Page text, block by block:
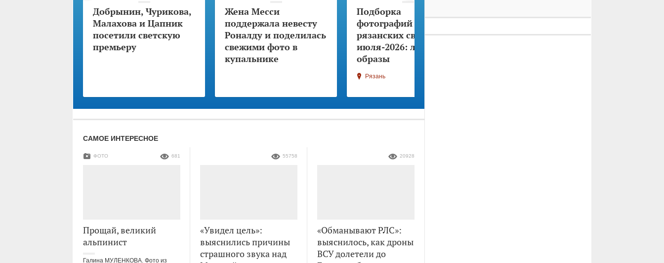
Добрынин, Чурикова,
Малахова и Цапник
посетили светскую
премьеру
Жена Месси
поддержала невесту
Роналду и поделилась
свежими фото в
купальнике
Подборка
фотографий
рязанских свадеб
июля-2026: лучшие
образы
Рязань
пригрозила судом:
САМОЕ ИНТЕРЕСНОЕ
Прощай, великий
альпинист
ФОТО 681
Галина МУЛЕНКОВА. Фото из
«Увидел цель»:
выяснились причины
страшного звука над
55758
«Обманывают РЛС»:
выяснилось, как дроны
ВСУ долетели до
20928